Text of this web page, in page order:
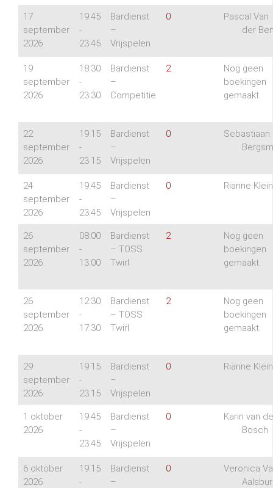
17
september
2026
19:45
-
23:45
Bardienst
–
Vrijspelen
0
Pascal Van
der
19
september
2026
18:30
-
23:30
Bardienst
–
Competitie
2
Nog geen
boekingen
gemaakt.
22
september
2026
19:15
-
23:15
Bardienst
–
Vrijspelen
0
Sebastiaan
24
september
2026
19:45
-
23:45
Bardienst
–
Vrijspelen
0 Rianne Klein
26
september
2026
08:00
-
13:00
Bardienst
– TOSS
Twirl
2
Nog geen
boekingen
gemaakt.
26
september
2026
12:30
-
17:30
Bardienst
– TOSS
Twirl
2
Nog geen
boekingen
gemaakt.
29
september
2026
19:15
-
23:15
Bardienst
–
Vrijspelen
0 Rianne Klein
1 oktober
2026
19:45
-
23:45
Bardienst
–
Vrijspelen
0
Karin van
Bosch
6 oktober
2026
19:15
-
Bardienst
–
0
Veronica